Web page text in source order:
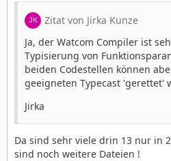
Zitat von Jirka Kunze
Ja, der Watcom Compiler ist
Typisierung von
beiden Codestellen können
geeigneten Typecast 'gerettet'
Jirka
Da sind sehr viele drin 13 nur in
sind noch weitere Dateien !